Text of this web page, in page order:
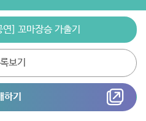
] 꼬마장승 가출기
보기
하기